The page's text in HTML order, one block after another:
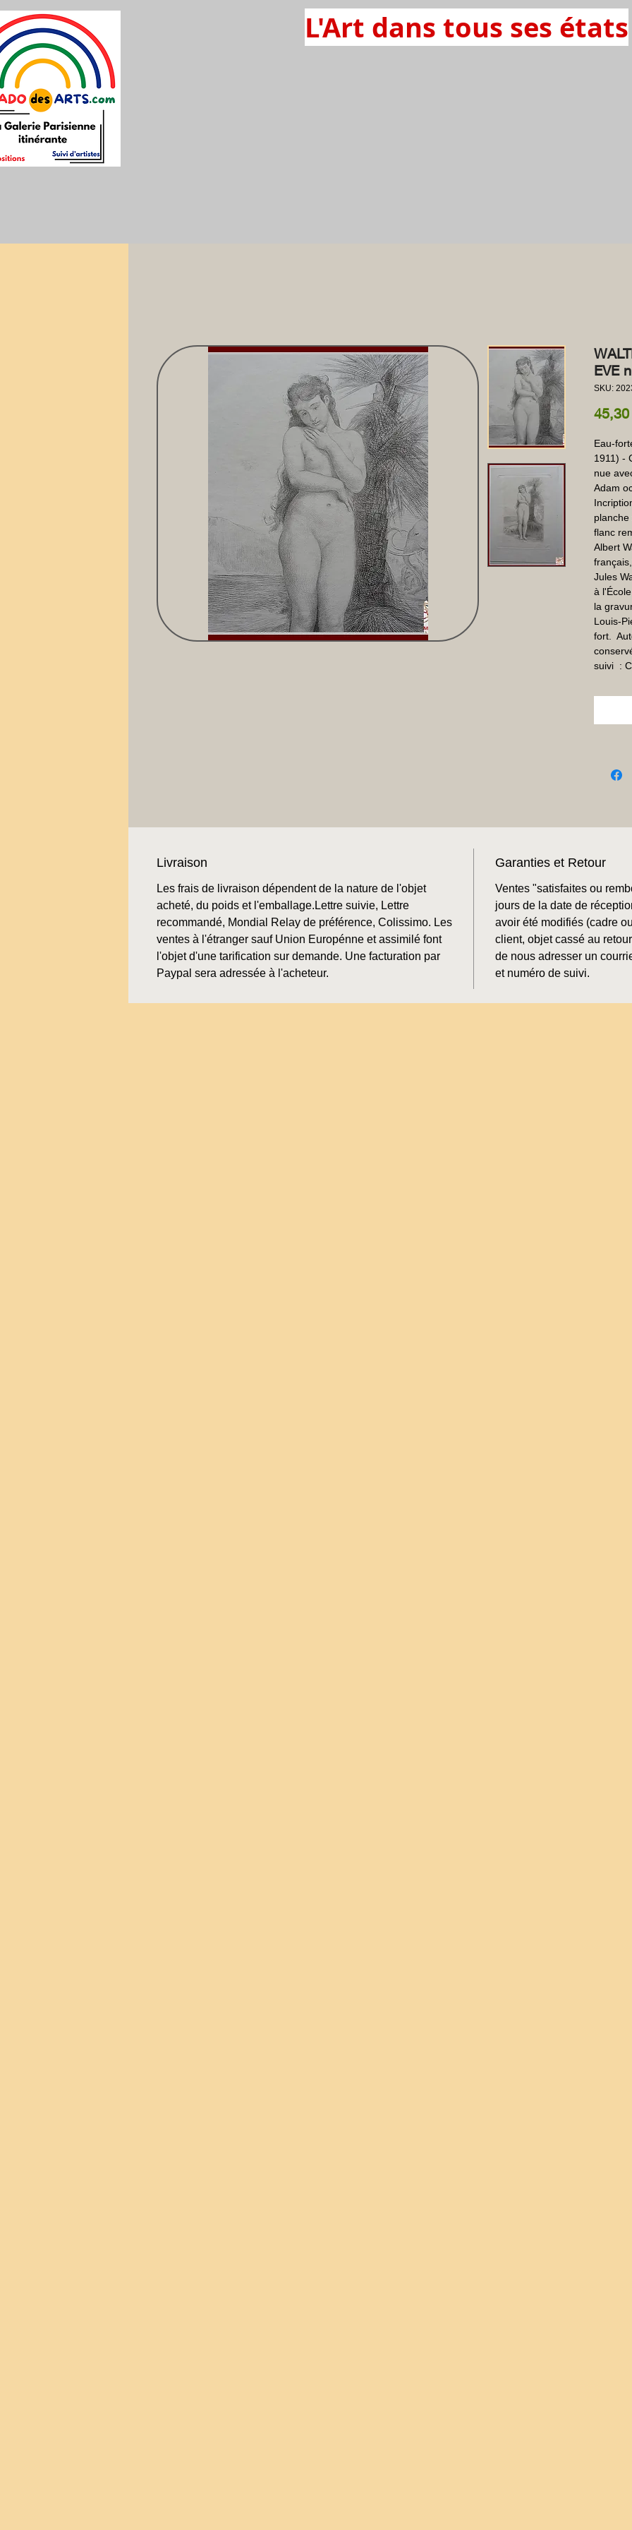
L'Art dans tous ses états
EVE
SKU:
Eau-
1911) -
nue
Adam
flanc
Albert
Jules
à
la
Louis-
fort.
suivi  :
Livraison
Les frais de livraison dépendent de la nature de l'objet
acheté, du poids et l'emballage.Lettre suivie, Lettre
recommandé, Mondial Relay de préférence, Colissimo. Les
ventes à l'étranger sauf Union Europénne et assimilé font
l'objet d'une tarification sur demande. Une facturation par
Paypal sera adressée à l'acheteur.
Garanties et Retour
Ventes "satisfaites ou
jours de la date de
avoir été modifiés (cadre
client, objet cassé au
de nous adresser un
et numéro de suivi.